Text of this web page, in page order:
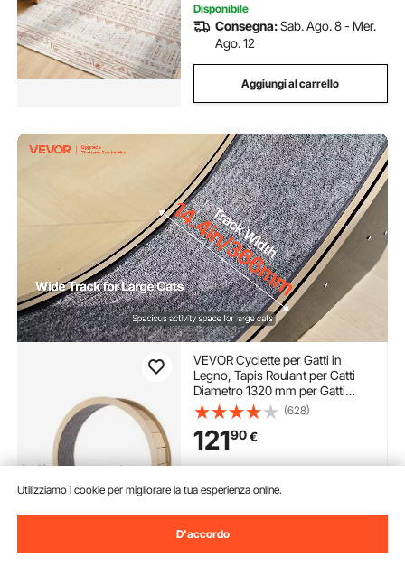
Disponibile
Consegna:Sab. Ago. 8 - Mer.
Ago. 12
Aggiungi al carrello
VEVOR Cyclette per Gatti in
Legno, Tapis Roulant per Gatti
Diametro 1320 mm per Gatti
Domestici, Ruota per Esercizi per
Gatti con Tappeto Rimovibile per
Gatti Corsa Camminata Esercizio
Uso Domestico
(628)
12190€
Consegna:Sab. Ago. 8 -
Mer. Ago. 12
Aggiungi al carrello
Utilizziamo i cookie per migliorare la tua esperienza online.
D'accordo